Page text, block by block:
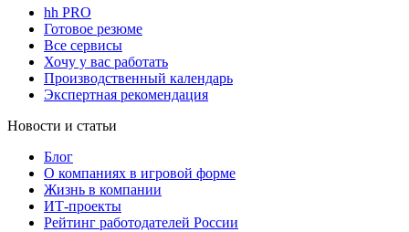
hh PRO
Готовое резюме
Все сервисы
Хочу у вас работать
Производственный календарь
Экспертная рекомендация
Новости и статьи
Блог
О компаниях в игровой форме
Жизнь в компании
ИТ-проекты
Рейтинг работодателей России